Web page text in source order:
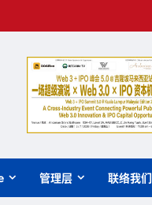
管理层 联络我们